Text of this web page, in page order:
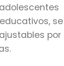
se
por